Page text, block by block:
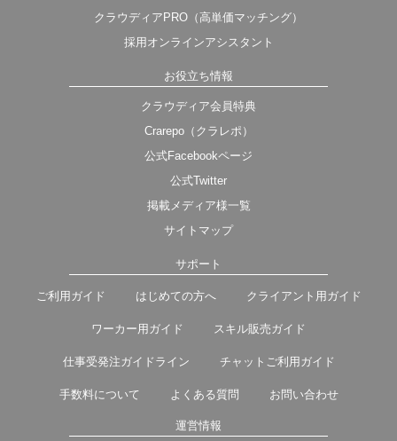
クラウディアPRO（高単価マッチング）
採用オンラインアシスタント
お役立ち情報
クラウディア会員特典
Crarepo（クラレポ）
公式Facebookページ
公式Twitter
掲載メディア様一覧
サイトマップ
サポート
ご利用ガイド はじめての方へ クライアント用ガイド
ワーカー用ガイド スキル販売ガイド
仕事受発注ガイドライン チャットご利用ガイド
手数料について よくある質問 お問い合わせ
運営情報